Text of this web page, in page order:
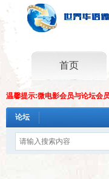
首页
温馨提示:微电影会员与论坛会
论坛